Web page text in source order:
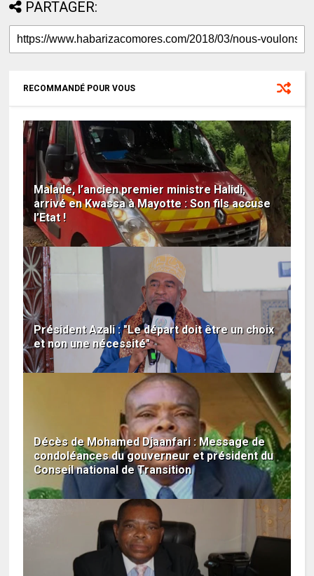
PARTAGER:
RECOMMANDÉ POUR VOUS
Malade, l’ancien premier ministre Halidi,
arrivé en Kwassa à Mayotte : Son fils accuse
l’Etat !
Président Azali : "Le départ doit être un choix
et non une nécessité"
Décès de Mohamed Djaanfari : Message de
condoléances du gouverneur et président du
Conseil national de Transition